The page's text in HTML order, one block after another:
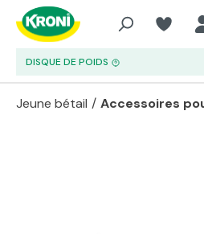
Aller au contenu principal
DISQUE DE POIDS
Jeune bétail / Accessoires